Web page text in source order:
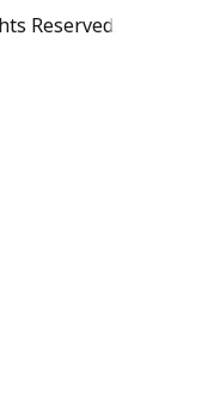
Reserved.